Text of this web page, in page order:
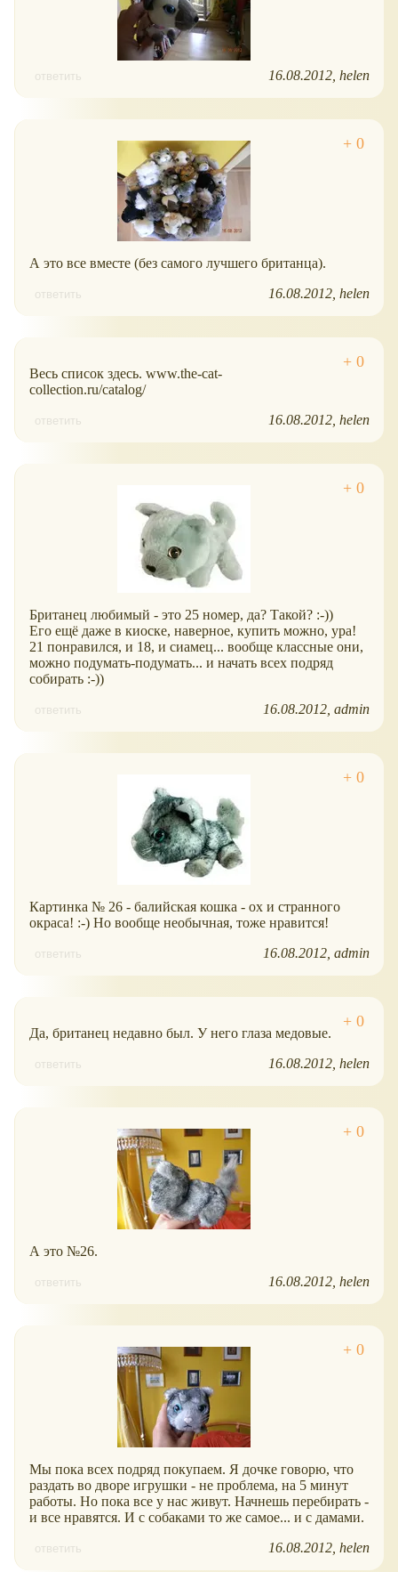
ответить 16.08.2012 helen
А это все вместе (без самого лучшего британца).
ответить 16.08.2012 helen
Весь список здесь. www.the-cat-
collection.ru/catalog/
ответить 16.08.2012 helen
Британец любимый - это 25 номер, да? Такой? :-))
Его ещё даже в киоске, наверное, купить можно, ура!
21 понравился, и 18, и сиамец... вообще классные они,
можно подумать-подумать... и начать всех подряд
собирать :-))
ответить 16.08.2012 admin
Картинка № 26 - балийская кошка - ох и странного
окраса! :-) Но вообще необычная, тоже нравится!
ответить 16.08.2012 admin
Да, британец недавно был. У него глаза медовые.
ответить 16.08.2012 helen
А это №26.
ответить 16.08.2012 helen
Мы пока всех подряд покупаем. Я дочке говорю, что
раздать во дворе игрушки - не проблема, на 5 минут
работы. Но пока все у нас живут. Начнешь перебирать -
и все нравятся. И с собаками то же самое... и с дамами.
ответить 16.08.2012 helen